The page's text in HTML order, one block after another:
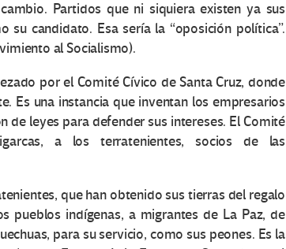
Partidos que ni siquiera existen ya sus
su candidato. Esa sería la “oposición política”.
al Socialismo).
por el Comité Cívico de Santa Cruz, donde
Es una instancia que inventan los empresarios
de leyes para defender sus intereses. El Comité
a los terratenientes, socios de las
que han obtenido sus tierras del regalo
pueblos indígenas, a migrantes de La Paz, de
para su servicio, como sus peones. Es la